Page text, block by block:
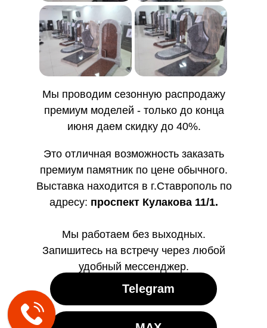
Мы проводим сезонную распродажу
премиум моделей - только до конца
июня даем скидку до 40%.
Это отличная возможность заказать
премиум памятник по цене обычного.
Выставка находится в г.Ставрополь по
адресу: проспект Кулакова 11/1.
Мы работаем без выходных.
Запишитесь на встречу через любой
удобный мессенджер.
Telegram